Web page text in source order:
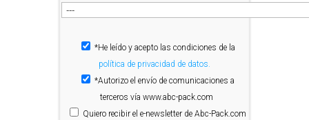
*He leído y acepto las condiciones de la
política de privacidad de datos.
*Autorizo el envío de comunicaciones a
terceros vía www.abc-pack.com
Quiero recibir el e-newsletter de Abc-Pack.com